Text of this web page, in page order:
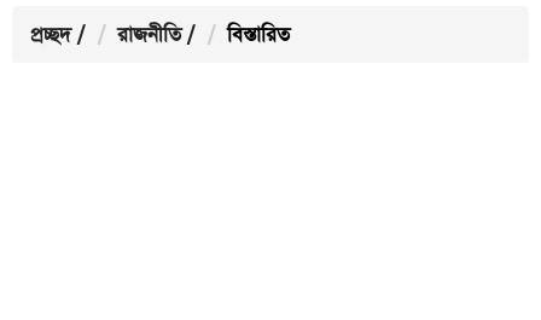
প্রচ্ছদ / রাজনীতি / বিস্তারিত